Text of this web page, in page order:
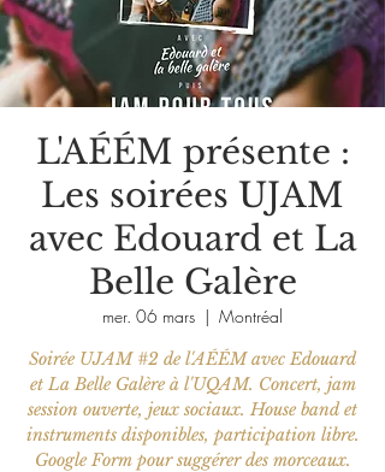
L'AÉÉM présente :
Les soirées UJAM
avec Edouard et La
Belle Galère
mer. 06 mars
  |
Montréal
Soirée UJAM #2 de l'AÉÉM avec Edouard
et La Belle Galère à l'UQAM. Concert, jam
session ouverte, jeux sociaux. House band et
instruments disponibles, participation libre.
Google Form pour suggérer des morceaux.